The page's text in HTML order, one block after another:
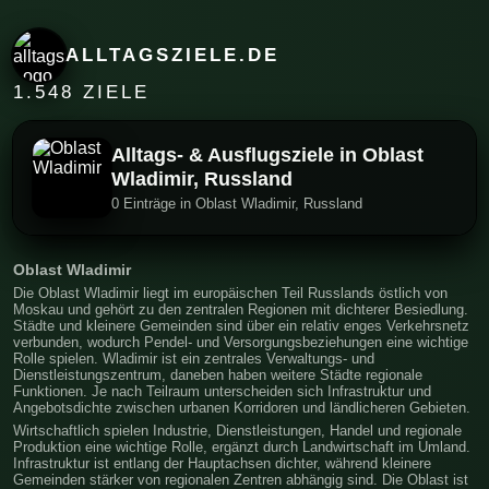
ALLTAGSZIELE.DE
1.548 ZIELE
Alltags- & Ausflugsziele in Oblast
Wladimir, Russland
0 Einträge in Oblast Wladimir, Russland
Oblast Wladimir
Die Oblast Wladimir liegt im europäischen Teil Russlands östlich von
Moskau und gehört zu den zentralen Regionen mit dichterer Besiedlung.
Städte und kleinere Gemeinden sind über ein relativ enges Verkehrsnetz
verbunden, wodurch Pendel- und Versorgungsbeziehungen eine wichtige
Rolle spielen. Wladimir ist ein zentrales Verwaltungs- und
Dienstleistungszentrum, daneben haben weitere Städte regionale
Funktionen. Je nach Teilraum unterscheiden sich Infrastruktur und
Angebotsdichte zwischen urbanen Korridoren und ländlicheren Gebieten.
Wirtschaftlich spielen Industrie, Dienstleistungen, Handel und regionale
Produktion eine wichtige Rolle, ergänzt durch Landwirtschaft im Umland.
Infrastruktur ist entlang der Hauptachsen dichter, während kleinere
Gemeinden stärker von regionalen Zentren abhängig sind. Die Oblast ist